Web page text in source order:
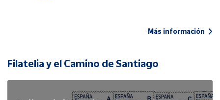
Más información
Filatelia y el Camino de Santiago